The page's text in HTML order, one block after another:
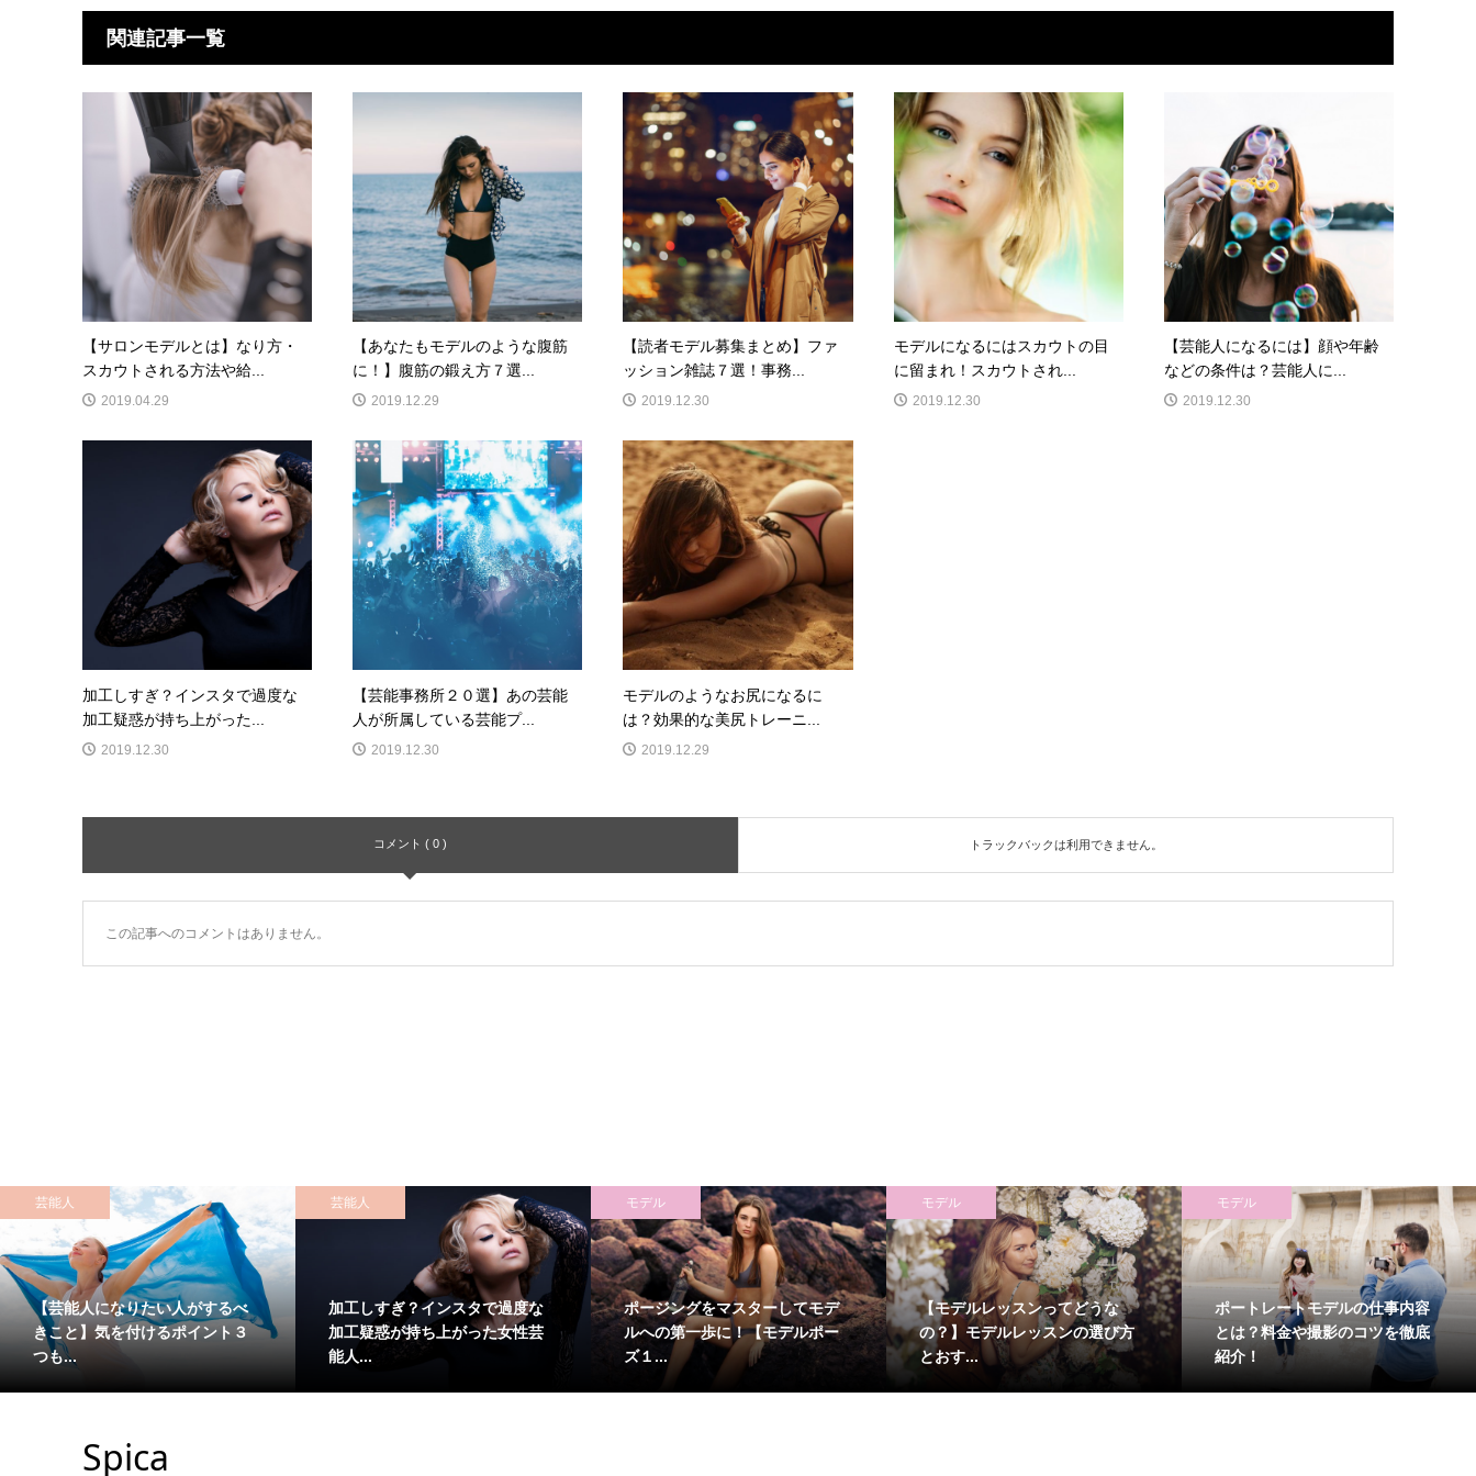
関連記事一覧
【サロンモデルとは】なり方・
スカウトされる方法や給...
2019.04.29
【あなたもモデルのような腹筋
に！】腹筋の鍛え方７選...
2019.12.29
【読者モデル募集まとめ】ファ
ッション雑誌７選！事務...
2019.12.30
モデルになるにはスカウトの目
に留まれ！スカウトされ...
2019.12.30
【芸能人になるには】顔や年齢
などの条件は？芸能人に...
2019.12.30
加工しすぎ？インスタで過度な
加工疑惑が持ち上がった...
2019.12.30
【芸能事務所２０選】あの芸能
人が所属している芸能プ...
2019.12.30
モデルのようなお尻になるに
は？効果的な美尻トレーニ...
2019.12.29
コメント ( 0 ) トラックバックは利用できません。
この記事へのコメントはありません。
芸能人
【芸能人になりたい人がするべ
きこと】気を付けるポイント３
つも...
芸能人
加工しすぎ？インスタで過度な
加工疑惑が持ち上がった女性芸
能人...
モデル
ポージングをマスターしてモデ
ルへの第一歩に！【モデルポー
ズ１...
モデル
【モデルレッスンってどうな
の？】モデルレッスンの選び方
とおす...
モデル
ポートレートモデルの仕事内容
とは？料金や撮影のコツを徹底
紹介！
Spica